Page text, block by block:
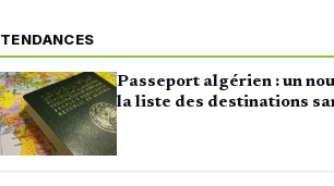
TENDANCES
Passeport algérien : un
la liste des destinations